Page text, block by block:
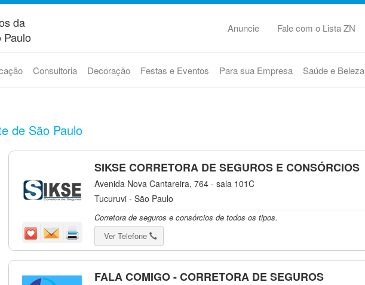
da
Anuncie Fale com o Lista ZN
Consultoria Decoração Festas e Eventos Para sua Empresa Saúde e Beleza
de São Paulo
SIKSE CORRETORA DE SEGUROS E CONSÓRCIOS
Avenida Nova Cantareira, 764 - sala 101C
Tucuruvi - São Paulo
Corretora de seguros e consórcios de todos os tipos.
Ver Telefone
FALA COMIGO - CORRETORA DE SEGUROS